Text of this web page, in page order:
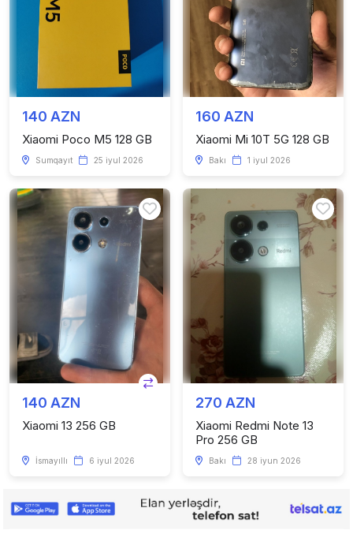
140 AZN
Xiaomi Poco M5 128 GB
Sumqayıt 25 iyul 2026
160 AZN
Xiaomi Mi 10T 5G 128 GB
Bakı 1 iyul 2026
140 AZN
Xiaomi 13 256 GB
İsmayıllı 6 iyul 2026
270 AZN
Xiaomi Redmi Note 13
Pro 256 GB
Bakı 28 iyun 2026